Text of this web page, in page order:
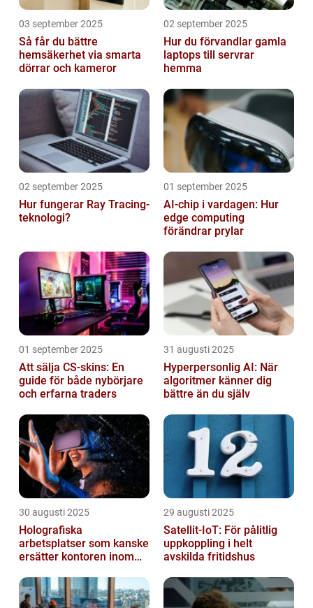
03 september 2025
Så får du bättre
hemsäkerhet via smarta
dörrar och kameror
02 september 2025
Hur du förvandlar gamla
laptops till servrar
hemma
02 september 2025
Hur fungerar Ray Tracing-
teknologi?
01 september 2025
AI-chip i vardagen: Hur
edge computing
förändrar prylar
01 september 2025
Att sälja CS-skins: En
guide för både nybörjare
och erfarna traders
31 augusti 2025
Hyperpersonlig AI: När
algoritmer känner dig
bättre än du själv
30 augusti 2025
Holografiska
arbetsplatser som kanske
ersätter kontoren inom
29 augusti 2025
Satellit‑IoT: För pålitlig
uppkoppling i helt
avskilda fritidshus